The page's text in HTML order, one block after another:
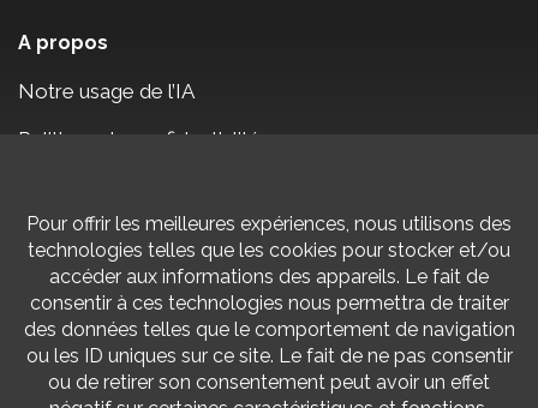
A propos
Notre usage de l’IA
Politique de confidentialité
Nous contacter
Nous rencontrer